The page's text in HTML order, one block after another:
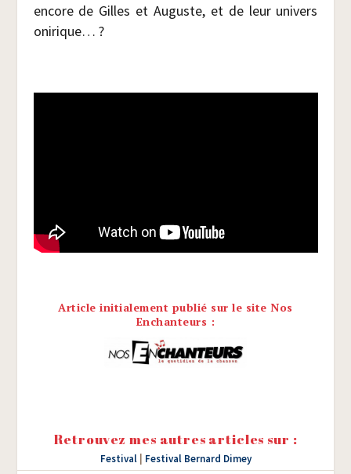
encore de Gilles et Auguste, et de leur uni­vers
onirique… ?
Article initialement publié sur le site Nos
Enchanteurs :
Retrouvez mes autres articles sur :
Festival| Festival Bernard Dimey